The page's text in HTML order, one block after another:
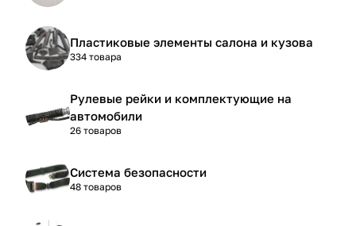
Пластиковые элементы салона и кузова
334 товара
Рулевые рейки и комплектующие на
автомобили
26 товаров
Система безопасности
48 товаров